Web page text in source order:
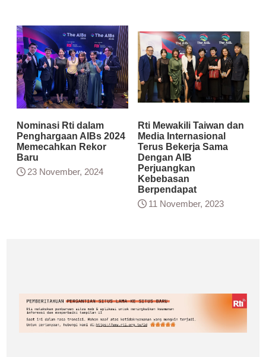
Nominasi Rti dalam
Penghargaan AIBs 2024
Memecahkan Rekor
Baru
23 November, 2024
Rti Mewakili Taiwan dan
Media Internasional
Terus Bekerja Sama
Dengan AIB
Perjuangkan
Kebebasan
Berpendapat
11 November, 2023